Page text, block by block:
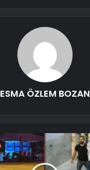
ESMA ÖZLEM BOZAN